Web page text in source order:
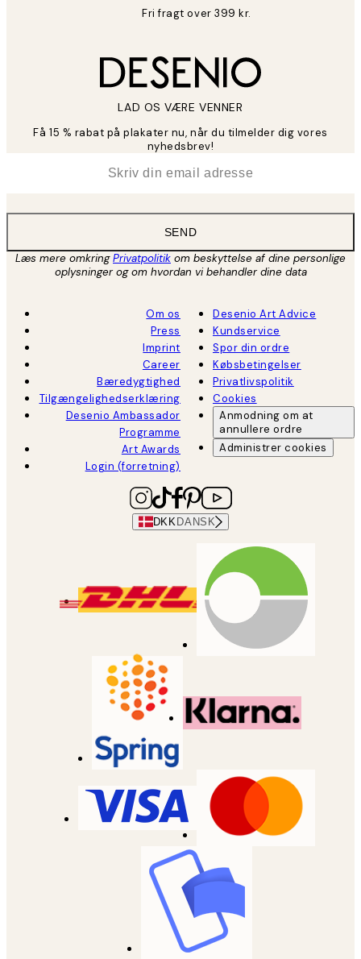
Fri fragt over 399 kr.
LAD OS VÆRE VENNER
Få 15 % rabat på plakater nu, når du tilmelder dig vores
nyhedsbrev!
SEND
Læs mere omkringPrivatpolitik om beskyttelse af dine personlige
oplysninger og om hvordan vi behandler dine data
Om os
Press
Imprint
Career
Bæredygtighed
Tilgængelighedserklæring
Desenio Ambassador
Programme
Art Awards
Login (forretning)
Desenio Art Advice
Kundservice
Spor din ordre
Købsbetingelser
Privatlivspolitik
Cookies
Anmodning om at
annullere ordre
Administrer cookies
DKK DANSK